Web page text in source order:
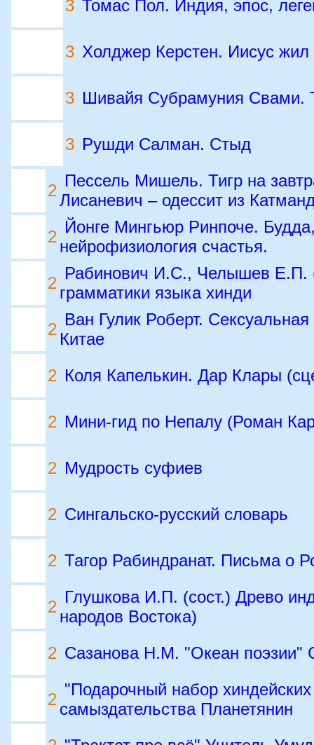
3 Томас Пол. Индия, эпос,
3 Холджер Керстен. Иисус
3 Шивайя Субрамуния Свами.
3 Рушди Салман. Стыд
2
Пессель Мишель. Тигр на
Лисаневич – одессит из
2
Йонге Мингьюр Ринпоче.
нейрофизиология счастья.
2
Рабинович И.С., Челышев Е.П.
грамматики языка хинди
2
Ван Гулик Роберт.
Китае
2 Коля Капелькин. Дар Клары
2 Мини-гид по Непалу (Роман
2 Мудрость суфиев
2 Сингальско-русский словарь
2 Тагор Рабиндранат. Письма о
2
Глушкова И.П. (сост.) Древо
народов Востока)
2 Сазанова Н.М. "Океан поэзии"
2
"Подарочный набор хиндейских
самыздательства Планетянин